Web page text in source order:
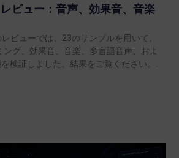
ビュー：音声、効果音、音楽
レビューでは、23のサンプルを用いて、
グ、効果音、音楽、多言語音声、およ
検証しました。結果をご覧ください。.